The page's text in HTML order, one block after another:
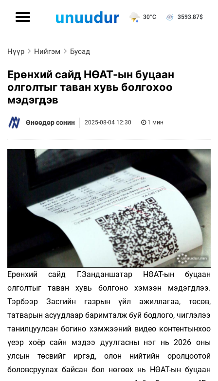
30°C 3593.87$
Нүүр Нийгэм Бусад
Ерөнхий сайд НӨАТ-ын буцаан
олголтыг таван хувь болгохоо
мэдэгдэв
Өнөөдөр сонин 2025-08-04 12:30 1 мин
Ерөнхий сайд Г.Занданшатар НӨАТ-ын буцаан
олголтыг таван хувь болгоно хэмээн мэдэгдлээ.
Тэрбээр Засгийн газрын үйл ажиллагаа, төсөв,
татварын асуудлаар баримталж буй бодлого, чиглэлээ
танилцуулсан богино хэмжээний видео контентынхоо
үеэр хоёр сайн мэдээ дуулгасны нэг нь 2026 оны
улсын төсвийг иргэд, олон нийтийн оролцоотой
боловсруулах байсан бол нөгөөх нь НӨАТ-ын буцаан